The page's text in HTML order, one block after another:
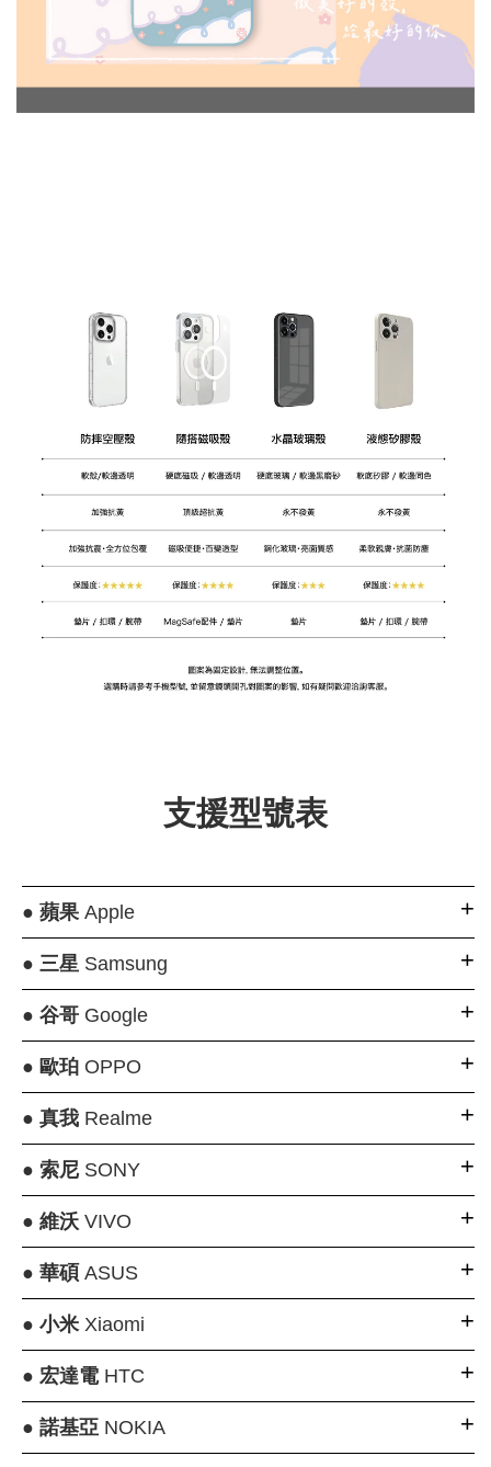
支援型號表
● 蘋果Apple
● 三星Samsung
● 谷哥Google
● 歐珀OPPO
● 真我Realme
● 索尼SONY
● 維沃VIVO
● 華碩 ASUS
● 小米Xiaomi
● 宏達電HTC
● 諾基亞NOKIA